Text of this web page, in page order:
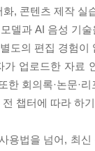
, 콘텐츠 제작 실
델과 AI 음성 기
도의 편집 경험
업로드한 자료
한 회의록·논문·
챕터에 따라 하
용법을 넘어, 최